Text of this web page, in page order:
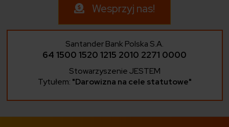
Wesprzyj nas!
Santander Bank Polska S.A.
64 1500 1520 1215 2010 2271 0000
Stowarzyszenie JESTEM
Tytułem: "Darowizna na cele statutowe"